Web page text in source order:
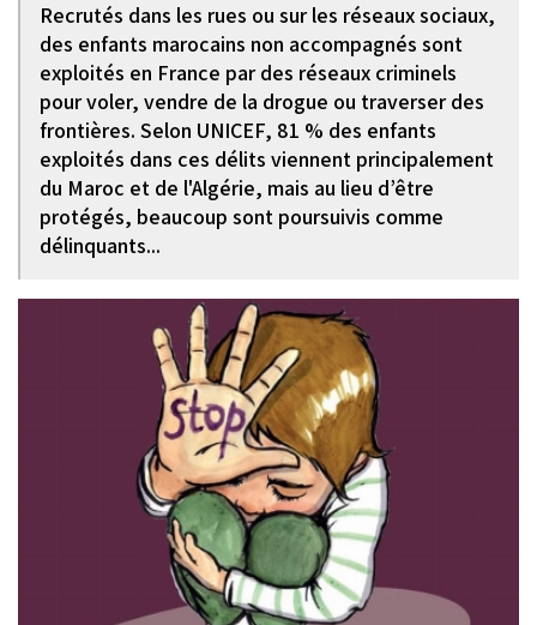
Recrutés dans les rues ou sur les réseaux sociaux,
des enfants marocains non accompagnés sont
exploités en France par des réseaux criminels
pour voler, vendre de la drogue ou traverser des
frontières. Selon UNICEF, 81 % des enfants
exploités dans ces délits viennent principalement
du Maroc et de l'Algérie, mais au lieu d’être
protégés, beaucoup sont poursuivis comme
délinquants...